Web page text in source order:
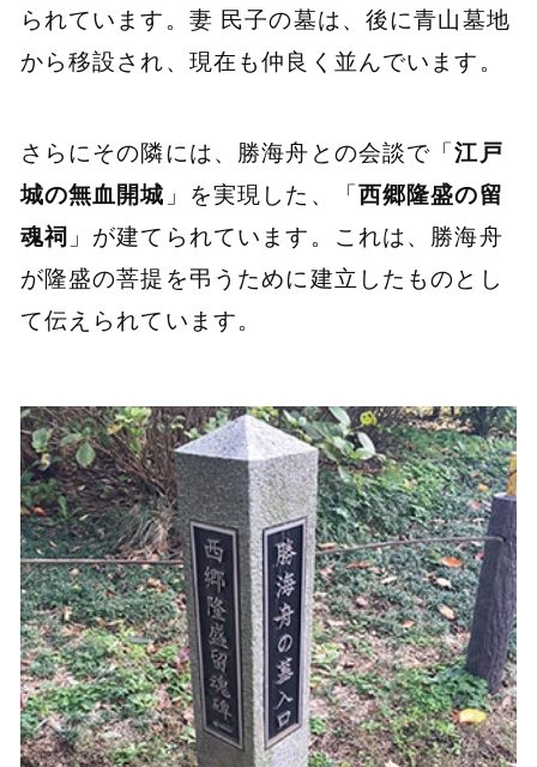
られています。妻 民子の墓は、後に青山墓地
から移設され、現在も仲良く並んでいます。
さらにその隣には、勝海舟との会談で「江戸
城の無血開城 」を実現した、「西郷隆盛の留
魂祠 」が建てられています。これは、勝海舟
が隆盛の菩提を弔うために建立したものとし
て伝えられています。